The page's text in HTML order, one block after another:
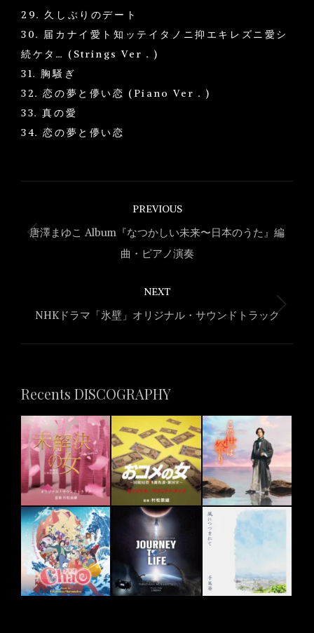
29. 久しぶりのデート
30. 届カナイ愛ト知ッテイタノニ抑エキレズニ愛シ
続ケタ… (Strings Ver．)
31. 胸騒ぎ
32. 恋の夢と儚い恋 (Piano Ver．)
33. 真の愛
34. 恋の夢と儚い恋
navigation
PREVIOUS
Previous
project:
唐澤まゆこ Album『なつかしい未来〜日本のうた』編
曲・ピアノ演奏
NEXT
Next
NHKドラマ「氷壁」オリジナル・サウンドトラック
Recents DISCOGRAPHY